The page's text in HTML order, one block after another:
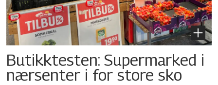
Butikktesten: Supermarked i
nærsenter i for store sko